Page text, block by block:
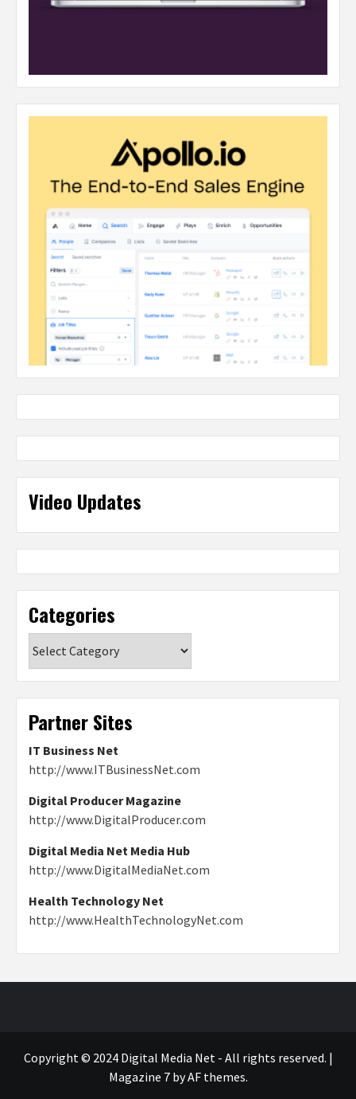
Video Updates
Categories
Partner Sites
IT Business Net
http://www.ITBusinessNet.com
Digital Producer Magazine
http://www.DigitalProducer.com
Digital Media Net Media Hub
http://www.DigitalMediaNet.com
Health Technology Net
http://www.HealthTechnologyNet.com
Copyright © 2024 Digital Media Net - All rights reserved. |
Magazine 7by AF themes.